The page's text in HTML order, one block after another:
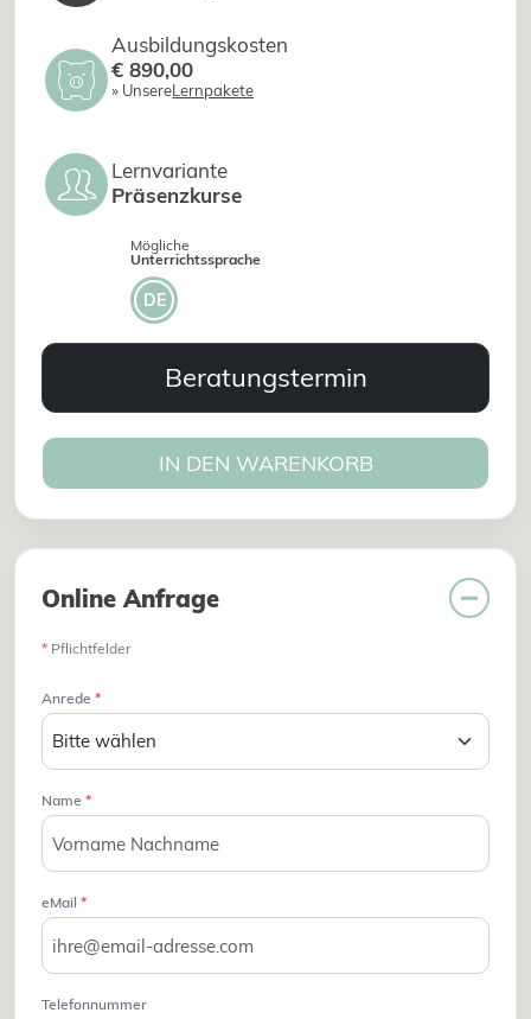
Ausbildungskosten
€ 890,00
» UnsereLernpakete
Lernvariante
Präsenzkurse
Mögliche
Unterrichtssprache
DE
Beratungstermin
IN DEN WARENKORB
Online Anfrage
* Pflichtfelder
Anrede*
Name*
eMail*
Telefonnummer